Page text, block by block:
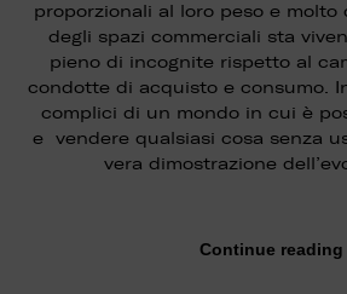
proporzionali al loro peso e
degli spazi commerciali sta
pieno di incognite rispetto al
condotte di acquisto e consumo.
complici di un mondo in cui è
e vendere qualsiasi cosa senza
vera dimostrazione
Continue reading